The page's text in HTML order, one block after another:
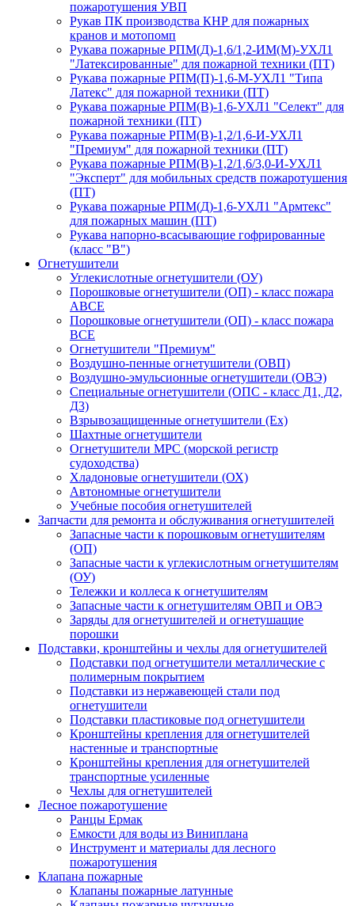
пожаротушения УВП
Рукав ПК производства КНР для пожарных
кранов и мотопомп
Рукава пожарные РПМ(Д)-1,6/1,2-ИМ(M)-УХЛ1
"Латексированные" для пожарной техники (ПТ)
Рукава пожарные РПМ(П)-1,6-М-УХЛ1 "Типа
Латекс" для пожарной техники (ПТ)
Рукава пожарные РПМ(В)-1,6-УХЛ1 "Селект" для
пожарной техники (ПТ)
Рукава пожарные РПМ(В)-1,2/1,6-И-УХЛ1
"Премиум" для пожарной техники (ПТ)
Рукава пожарные РПМ(В)-1,2/1,6/3,0-И-УХЛ1
"Эксперт" для мобильных средств пожаротушения
(ПТ)
Рукава пожарные РПМ(Д)-1,6-УХЛ1 "Армтекс"
для пожарных машин (ПТ)
Рукава напорно-всасывающие гофрированные
(класс "В")
Огнетушители
Углекислотные огнетушители (ОУ)
Порошковые огнетушители (ОП) - класс пожара
АВСЕ
Порошковые огнетушители (ОП) - класс пожара
ВСЕ
Огнетушители "Премиум"
Воздушно-пенные огнетушители (ОВП)
Воздушно-эмульсионные огнетушители (ОВЭ)
Специальные огнетушители (ОПС - класс Д1, Д2,
Д3)
Взрывозащищенные огнетушители (Ex)
Шахтные огнетушители
Огнетушители МРС (морской регистр
судоходства)
Хладоновые огнетушители (ОХ)
Автономные огнетушители
Учебные пособия огнетушителей
Запчасти для ремонта и обслуживания огнетушителей
Запасные части к порошковым огнетушителям
(ОП)
Запасные части к углекислотным огнетушителям
(ОУ)
Тележки и коллеса к огнетушителям
Запасные части к огнетушителям ОВП и ОВЭ
Заряды для огнетушителей и огнетушащие
порошки
Подставки, кронштейны и чехлы для огнетушителей
Подставки под огнетушители металлические с
полимерным покрытием
Подставки из нержавеющей стали под
огнетушители
Подставки пластиковые под огнетушители
Кронштейны крепления для огнетушителей
настенные и транспортные
Кронштейны крепления для огнетушителей
транспортные усиленные
Чехлы для огнетушителей
Лесное пожаротушение
Ранцы Ермак
Емкости для воды из Виниплана
Инструмент и материалы для лесного
пожаротушения
Клапана пожарные
Клапаны пожарные латунные